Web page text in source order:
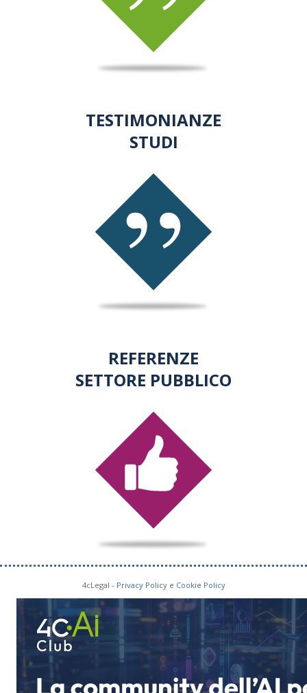
TESTIMONIANZE
STUDI
REFERENZE
SETTORE PUBBLICO
4cLegal - Privacy Policy e Cookie Policy
SOCIAL